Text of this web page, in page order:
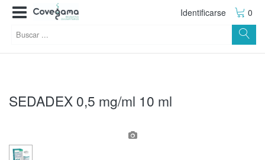
Identificarse 0
SEDADEX 0,5 mg/ml 10 ml